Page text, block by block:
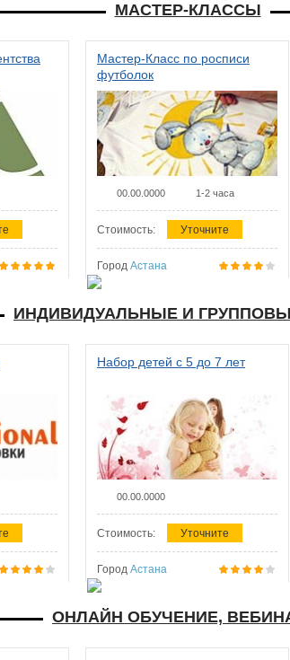
МАСТЕР-КЛАССЫ
Мастер-Класс по росписи
футболок
00.00.0000 1-2 часа
Стоимость: Уточните
Город Астана
ИНДИВИДУАЛЬНЫЕ И
Набор детей с 5 до 7 лет
00.00.0000
Стоимость: Уточните
Город Астана
ОНЛАЙН ОБУЧЕНИЕ,